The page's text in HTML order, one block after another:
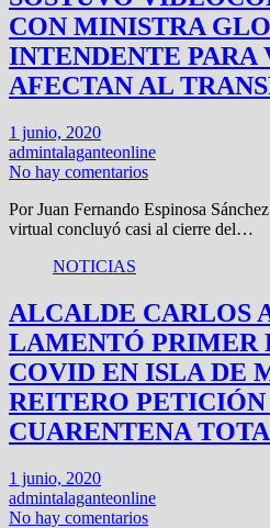
CON MINISTRA
INTENDENTE PARA
AFECTAN AL
1 junio, 2020
admintalaganteonline
No hay comentarios
Por Juan Fernando Espinosa
virtual concluyó casi al cierre del…
NOTICIAS
ALCALDE CARLOS
LAMENTÓ PRIMER
COVID EN ISLA DE
REITERO PETICIÓN
CUARENTENA
1 junio, 2020
admintalaganteonline
No hay comentarios